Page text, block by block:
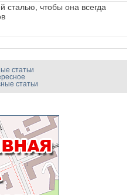
сталью, чтобы она всегда
статьи
статьи